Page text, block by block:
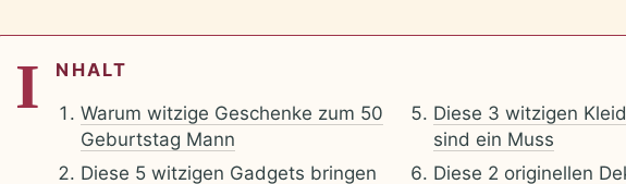
I
NHALT
Warum witzige Geschenke zum 50
Geburtstag Mann
Diese 5 witzigen Gadgets bringen
Diese 3 witzigen
sind ein Muss
Diese 2 originellen